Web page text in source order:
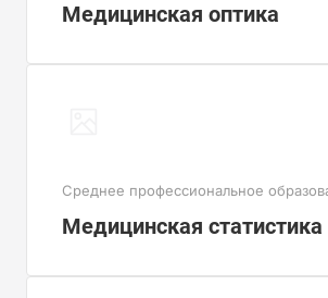
Медицинская оптика
Cреднее профессиональное
Медицинская статистика